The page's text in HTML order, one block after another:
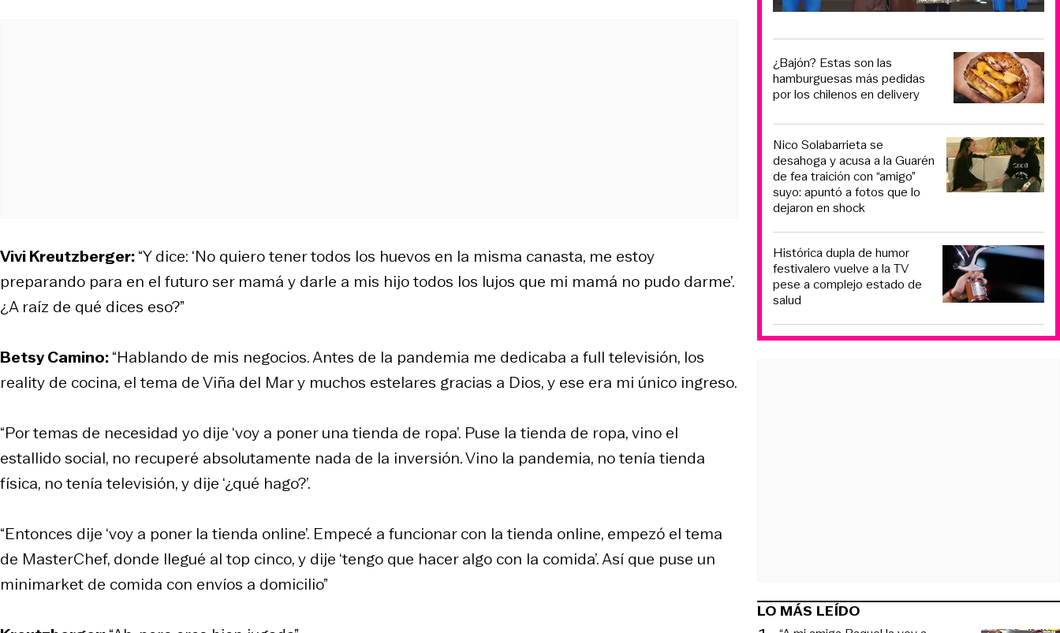
Vivi Kreutzberger:“Y dice: ‘No quiero tener todos los huevos en la misma canasta, me estoy
preparando para en el futuro ser mamá y darle a mis hijo todos los lujos que mi mamá no pudo darme’.
¿A raíz de qué dices eso?”
Betsy Camino:“Hablando de mis negocios. Antes de la pandemia me dedicaba a full televisión, los
reality de cocina, el tema de Viña del Mar y muchos estelares gracias a Dios, y ese era mi único ingreso.
“Por temas de necesidad yo dije ‘voy a poner una tienda de ropa’. Puse la tienda de ropa, vino el
estallido social, no recuperé absolutamente nada de la inversión. Vino la pandemia, no tenía tienda
física, no tenía televisión, y dije ‘¿qué hago?’.
“Entonces dije ‘voy a poner la tienda online’. Empecé a funcionar con la tienda online, empezó el tema
de MasterChef, donde llegué al top cinco, y dije ‘tengo que hacer algo con la comida’. Así que puse un
minimarket de comida con envíos a domicilio”
¿Bajón? Estas son las
hamburguesas más pedidas
por los chilenos en delivery
Nico Solabarrieta se
desahoga y acusa a la Guarén
de fea traición con “amigo”
suyo: apuntó a fotos que lo
dejaron en shock
Histórica dupla de humor
festivalero vuelve a la TV
pese a complejo estado de
salud
LO MÁS LEÍDO